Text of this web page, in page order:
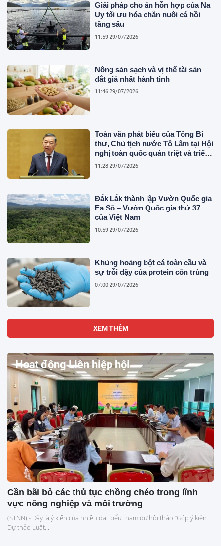
Giải pháp cho ăn hỗn hợp của Na
Uy tối ưu hóa chăn nuôi cá hồi
tầng sâu
11:59 29/07/2026
Nông sản sạch và vị thế tài sản
đắt giá nhất hành tinh
11:46 29/07/2026
Toàn văn phát biểu của Tổng Bí
thư, Chủ tịch nước Tô Lâm tại Hội
nghị toàn quốc quán triệt và triển
khai thực hiện Nghị quyết Hội
11:28 29/07/2026
Đắk Lắk thành lập Vườn Quốc gia
Ea Sô – Vườn Quốc gia thứ 37
của Việt Nam
10:59 29/07/2026
Khủng hoảng bột cá toàn cầu và
sự trỗi dậy của protein côn trùng
07:00 29/07/2026
XEM THÊM
Hoạt động Liên hiệp hội
Cần bãi bỏ các thủ tục chồng chéo trong lĩnh
vực nông nghiệp và môi trường
(STNN) - Đây là ý kiến của nhiều đại biểu tham dự hội thảo “Góp ý kiến
Dự thảo Luật...